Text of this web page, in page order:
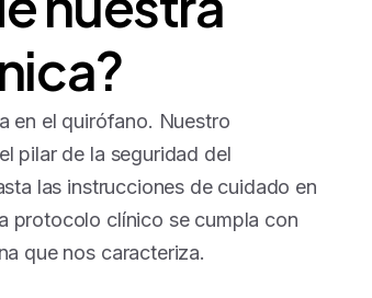
en el quirófano. Nuestro
pilar de la seguridad del
las instrucciones de cuidado en
protocolo clínico se cumpla con
que nos caracteriza.